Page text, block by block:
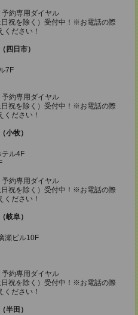
約専用ダイヤル
祝を除く）受付中！※お電話の際
ください！
四日市）
7F
約専用ダイヤル
祝を除く）受付中！※お電話の際
ください！
小牧）
ル4F
約専用ダイヤル
祝を除く）受付中！※お電話の際
ください！
岐阜）
瀬ビル10F
約専用ダイヤル
祝を除く）受付中！※お電話の際
ください！
半田）